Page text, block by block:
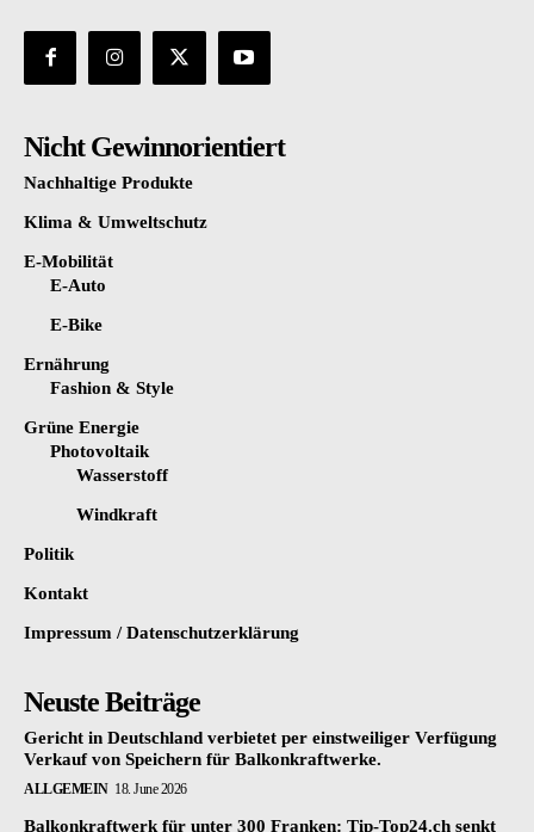
Nicht Gewinnorientiert
Nachhaltige Produkte
Klima & Umweltschutz
E-Mobilität
E-Auto
E-Bike
Ernährung
Fashion & Style
Grüne Energie
Photovoltaik
Wasserstoff
Windkraft
Politik
Kontakt
Impressum / Datenschutzerklärung
Neuste Beiträge
Gericht in Deutschland verbietet per einstweiliger Verfügung
Verkauf von Speichern für Balkonkraftwerke.
ALLGEMEIN 18. June 2026
Balkonkraftwerk für unter 300 Franken: Tip-Top24.ch senkt